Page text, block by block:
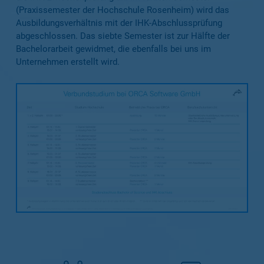
(Praxissemester der Hochschule Rosenheim) wird das
Ausbildungsverhältnis mit der IHK-Abschlussprüfung
abgeschlossen. Das siebte Semester ist zur Hälfte der
Bachelorarbeit gewidmet, die ebenfalls bei uns im
Unternehmen erstellt wird.